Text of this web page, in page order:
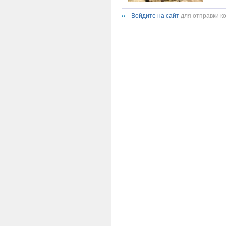
Войдите на сайт для отправки